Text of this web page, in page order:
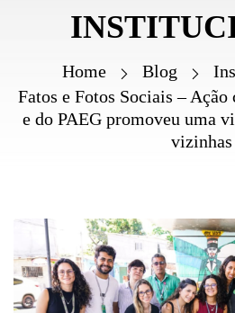
Home Blog
Fatos e Fotos Sociais –
e do PAEG promoveu uma
vizinhas